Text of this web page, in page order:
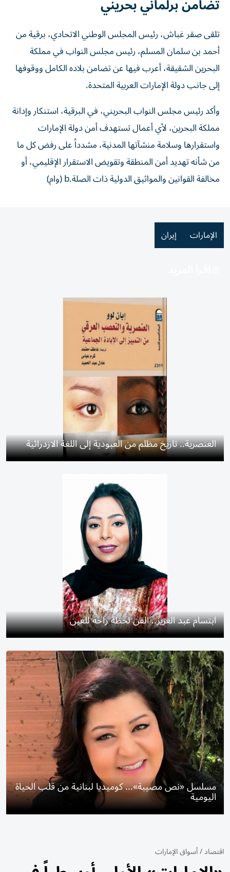
تضامن برلماني بحريني
تلقى صقر غباش، رئيس المجلس الوطني الاتحادي، برقية من
أحمد بن سلمان المسلم، رئيس مجلس النواب في مملكة
البحرين الشقيقة، أعرب فيها عن تضامن بلاده الكامل ووقوفها
إلى جانب دولة الإمارات العربية المتحدة.
وأكد رئيس مجلس النواب البحريني، في البرقية، استنكار وإدانة
مملكة البحرين، لأي أعمال تستهدف أمن دولة الإمارات
واستقرارها وسلامة منشآتها المدنية، مشدداً على رفض كل ما
من شأنه تهديد أمن المنطقة وتقويض الاستقرار الإقليمي، أو
مخالفة القوانين والمواثيق الدولية ذات الصلة.b (وام)
الإمارات إيران
العنصرية.. تاريخ مظلم من العبودية إلى اللغة الازدرائية
ابتسام عبد العزيز.. الفن لحظة راحة للعين
مسلسل «نص مصيبة»... كوميديا لبنانية من قلب الحياة
اليومية
اقتصاد/أسواق الإمارات